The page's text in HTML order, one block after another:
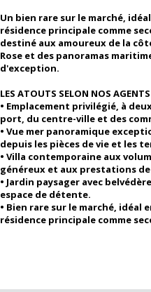
Un bien rare sur le marché,
résidence principale comme
destiné aux amoureux de la
Rose et des panoramas
d'exception.
LES ATOUTS SELON NOS
• Emplacement privilégié, à
port, du centre-ville et des
• Vue mer panoramique
depuis les pièces de vie et les
• Villa contemporaine aux
généreux et aux prestations
• Jardin paysager avec
espace de détente.
• Bien rare sur le marché, idéal
résidence principale comme